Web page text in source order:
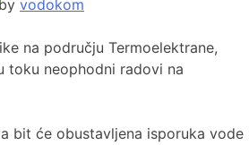
by vodokom
na području Termoelektrane,
toku neophodni radovi na
bit će obustavljena isporuka vode